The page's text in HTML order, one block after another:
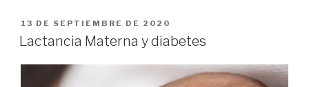
13 DE SEPTIEMBRE DE 2020
Lactancia Materna y diabetes